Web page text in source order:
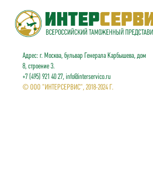
Адрес: г. Москва, бульвар Генерала Карбышева, дом
8, строение 3.
+7 (495) 921 40 27, info@interservico.ru
© ООО "ИНТЕРСЕРВИС", 2018-2024 Г.